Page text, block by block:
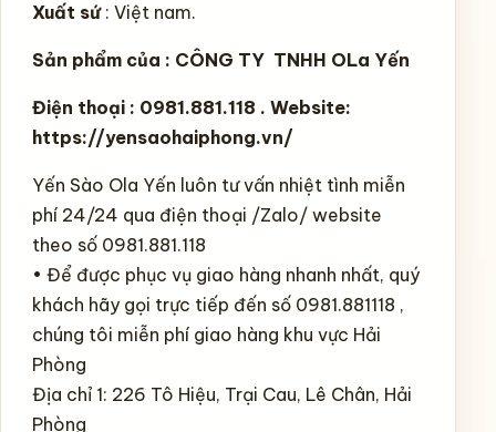
Xuất sứ: Việt nam.
Sản phẩm của : CÔNG TY TNHH OLa Yến
Điện thoại : 0981.881.118 . Website:
https://yensaohaiphong.vn/
Yến Sào Ola Yến luôn tư vấn nhiệt tình miễn
phí 24/24 qua điện thoại /Zalo/ website
theo số 0981.881.118
• Để được phục vụ giao hàng nhanh nhất, quý
khách hãy gọi trực tiếp đến số 0981.881118 ,
chúng tôi miễn phí giao hàng khu vực Hải
Phòng
Địa chỉ 1: 226 Tô Hiệu, Trại Cau, Lê Chân, Hải
Phòng